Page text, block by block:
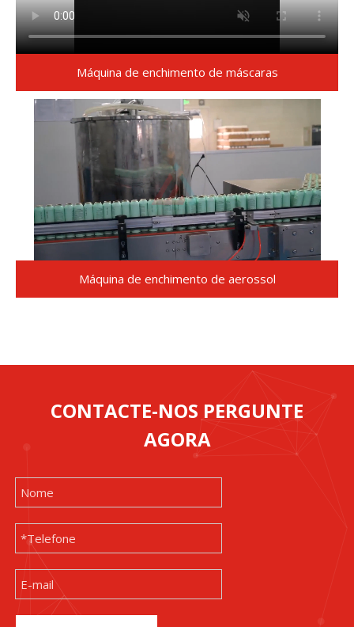
Máquina de enchimento de máscaras
Loaded
40.16%
Máquina de enchimento de aerossol
CONTACTE-NOS PERGUNTE
AGORA